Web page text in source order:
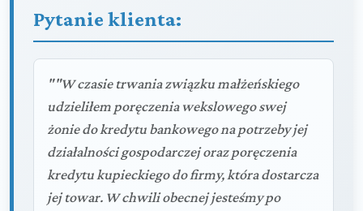
Pytanie klienta:
""W czasie trwania związku małżeńskiego
udzieliłem poręczenia wekslowego swej
żonie do kredytu bankowego na potrzeby jej
działalności gospodarczej oraz poręczenia
kredytu kupieckiego do firmy, która dostarcza
jej towar. W chwili obecnej jesteśmy po